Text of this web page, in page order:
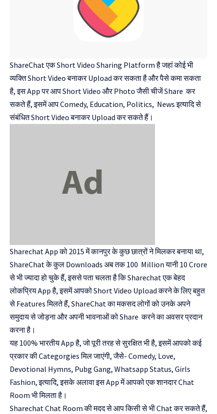
ShareChat एक Short Video Sharing Platformहै जहां कोई भी
व्यक्ति Short Video बनाकर Upload कर सकता है और पैसे कमा सकता
है, इस App पर आप Short Video और Photo जैसी चीजें Share कर
सकते हैं, इसमें आप Comedy, Education, Politics, News इत्यादि से
संबंधित Short Video बनाकर Upload कर सकते हैं।
Sharechat App को 2015 में कानपुर के कुछ छात्रों ने मिलकर बनाया था,
ShareChat के कुल Downloads अब तक 100 Million यानी 10 Crore
से भी ज्यादा हो चुके हैं, इससे पता चलता है कि Sharechat एक बेहद
लोकप्रिय App है, इसमें आपको Short Video Upload करने के लिए बहुत
से Features मिलते हैं, ShareChat का मकसद लोगों को उनके अपने
समुदाय से जोड़ना और अपनी भावनाओं को Share करने का अवसर प्रदान
करना है।
यह 100% भारतीय App है, जो पूरी तरह से सुरक्षित भी है, इसमें आपको कई
प्रकार की Categorgies मिल जाएंगी, जैसे- Comedy, Love,
Devotional Hymns, Pubg Gang, Whatsapp Status, Girls
Fashion, इत्यादि, इसके अलावा इस App में आपको एक शानदार Chat
Room भी मिलता है।
Sharechat Chat Room की मदद से आप किसी से भी Chat कर सकते हैं,